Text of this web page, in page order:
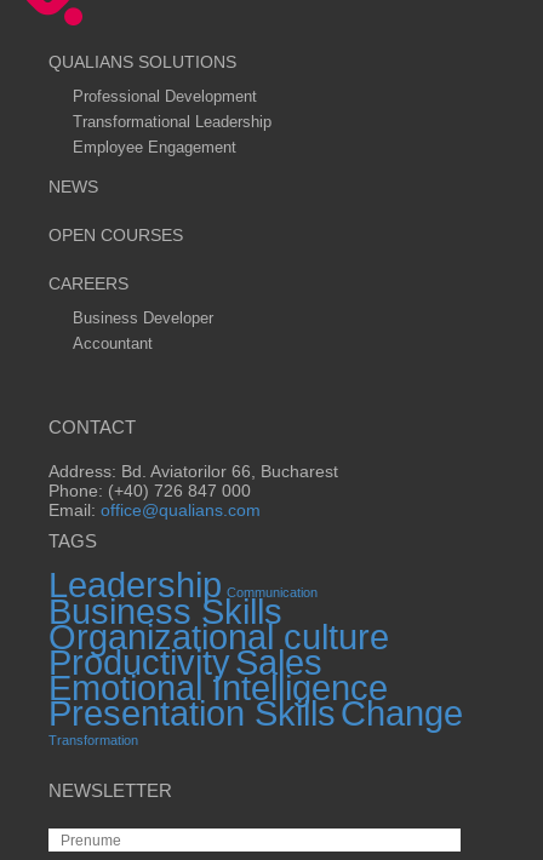
QUALIANS SOLUTIONS
Professional Development
Transformational Leadership
Employee Engagement
NEWS
OPEN COURSES
CAREERS
Business Developer
Accountant
CONTACT
Address: Bd. Aviatorilor 66, Bucharest
Phone: (+40) 726 847 000
Email: office@qualians.com
TAGS
Leadership Communication
Business Skills
Organizational culture
ProductivitySales
Emotional Intelligence
Presentation SkillsChange
Transformation
NEWSLETTER